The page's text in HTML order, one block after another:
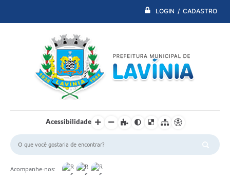
LOGIN / CADASTRO
Acessibilidade
Acompanhe-nos: